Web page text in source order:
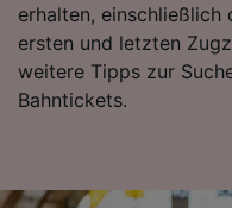
erhalten, einschließlich
ersten und letzten
weitere Tipps zur
Bahntickets.